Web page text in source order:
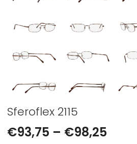
Sferoflex 2115
€93,75 – €98,25